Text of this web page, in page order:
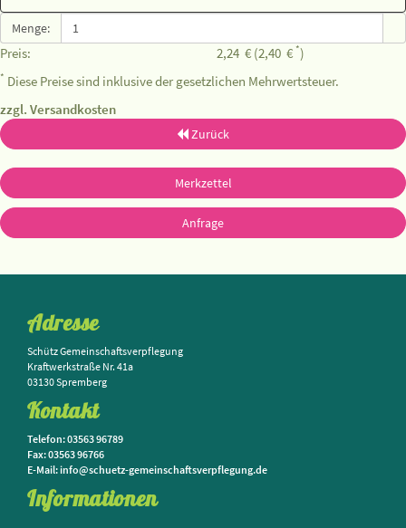
Menge:
Preis: 2,24 € (2,40 € *)
* Diese Preise sind inklusive der gesetzlichen Mehrwertsteuer.
zzgl. Versandkosten
Zurück
Merkzettel
Anfrage
Adresse
Schütz Gemeinschaftsverpflegung
Kraftwerkstraße Nr. 41a
03130 Spremberg
Kontakt
Telefon: 03563 96789
Fax: 03563 96766
E-Mail: info@schuetz-gemeinschaftsverpflegung.de
Informationen